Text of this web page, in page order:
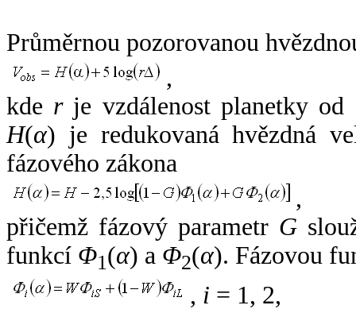
Průměrnou pozorovanou
,
kde rje vzdálenost planetky od
H(α) je redukovaná hvězdná
fázového zákona
,
přičemž fázový parametr G
funkcí Φ1(α) a Φ2(α). Fázovou
, i = 1, 2,